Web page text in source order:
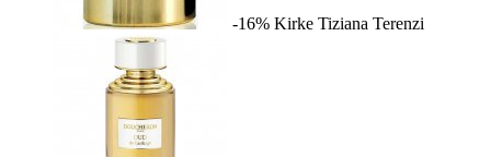
-16% Kirke Tiziana Terenzi